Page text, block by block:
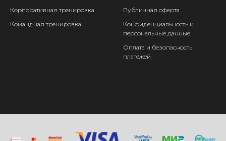
Корпоративная тренировка
Командная тренировка
Публичная оферта
Конфиденциальность и
персональные данные
Оплата и безопасность
платежей